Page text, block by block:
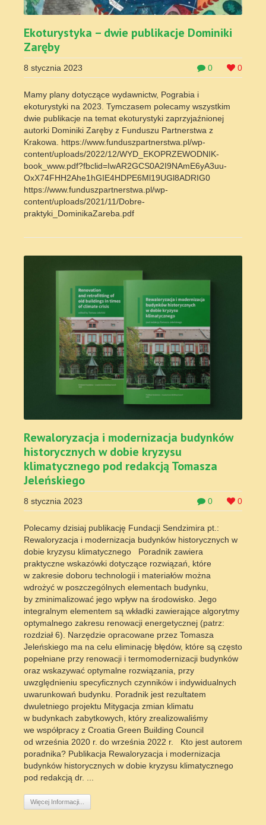
Ekoturystyka – dwie publikacje Dominiki
Zaręby
0 0
8 stycznia 2023
Mamy plany dotyczące wydawnictw, Pograbia i
ekoturystyki na 2023. Tymczasem polecamy wszystkim
dwie publikacje na temat ekoturystyki zaprzyjaźnionej
autorki Dominiki Zaręby z Funduszu Partnerstwa z
Krakowa. https://www.funduszpartnerstwa.pl/wp-
content/uploads/2022/12/WYD_EKOPRZEWODNIK-
book_www.pdf?fbclid=IwAR2GCS0A2I9NAmE6yA3uu-
OxX74FHH2Ahe1hGIE4HDPE6Ml19UGl8ADRIG0
https://www.funduszpartnerstwa.pl/wp-
content/uploads/2021/11/Dobre-
praktyki_DominikaZareba.pdf
Rewaloryzacja i modernizacja budynków
historycznych w dobie kryzysu
klimatycznego pod redakcją Tomasza
Jeleńskiego
0 0
8 stycznia 2023
Polecamy dzisiaj publikację Fundacji Sendzimira pt.:
Rewaloryzacja i modernizacja budynków historycznych w
dobie kryzysu klimatycznego Poradnik zawiera
praktyczne wskazówki dotyczące rozwiązań, które
w zakresie doboru technologii i materiałów można
wdrożyć w poszczególnych elementach budynku,
by zminimalizować jego wpływ na środowisko. Jego
integralnym elementem są wkładki zawierające algorytmy
optymalnego zakresu renowacji energetycznej (patrz:
rozdział 6). Narzędzie opracowane przez Tomasza
Jeleńskiego ma na celu eliminację błędów, które są często
popełniane przy renowacji i termomodernizacji budynków
oraz wskazywać optymalne rozwiązania, przy
uwzględnieniu specyficznych czynników i indywidualnych
uwarunkowań budynku. Poradnik jest rezultatem
dwuletniego projektu Mitygacja zmian klimatu
w budynkach zabytkowych, który zrealizowaliśmy
we współpracy z Croatia Green Building Council
od września 2020 r. do września 2022 r. Kto jest autorem
poradnika? Publikacja Rewaloryzacja i modernizacja
budynków historycznych w dobie kryzysu klimatycznego
pod redakcją dr. ...
Więcej Informacji...